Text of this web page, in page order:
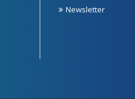
Newsletter